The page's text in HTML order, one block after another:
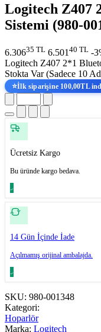
Logitech Z407
Sistemi (980-
6.30635 TL 6.501 40 TL -
Logitech Z407 2*1
Stokta Var (Sadece 10
⭐İlk siparişine 100,00TL
Ücretsiz Kargo
Bu üründe kargo bedava.
14 Gün İçinde İade
Açılmamış orijinal ambalajda.
SKU: 980-001348
Kategori:
Hoparlör
Marka: Logitech